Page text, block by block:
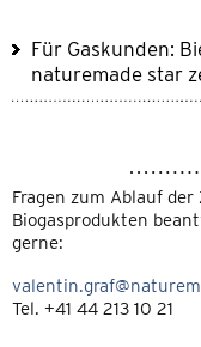
Für Gaskunden:
naturemade star
Fragen zum Ablauf
Biogasprodukten
gerne:
Tel. +41 44 213 10 21